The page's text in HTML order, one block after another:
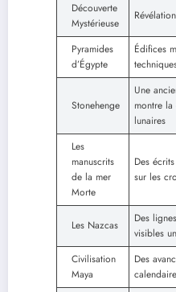
Découverte
Mystérieuse
Pyramides
d’Égypte
Édifices
Stonehenge
Une
montre
lunaires
Les
manuscrits
de la mer
Morte
Des
sur les
Les Nazcas
Des
visibles
Civilisation
Maya
Des